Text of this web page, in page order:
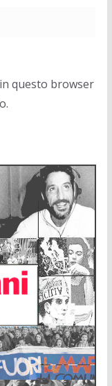
questo browser